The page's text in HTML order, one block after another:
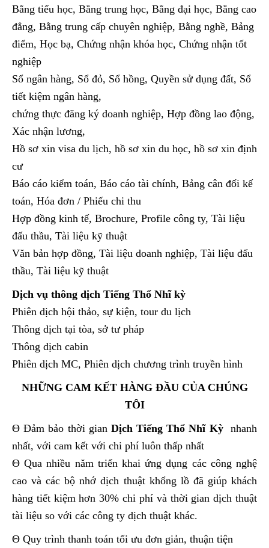
Bằng tiểu học, Bằng trung học, Bằng đại học, Bằng cao
đẳng, Bằng trung cấp chuyên nghiệp, Bằng nghề, Bảng
điểm, Học bạ, Chứng nhận khóa học, Chứng nhận tốt
nghiệp
Sổ ngân hàng, Sổ đỏ, Sổ hồng, Quyền sử dụng đất, Sổ
tiết kiệm ngân hàng,
chứng thực đăng ký doanh nghiệp, Hợp đồng lao động,
Xác nhận lương,
Hồ sơ xin visa du lịch, hồ sơ xin du học, hồ sơ xin định
cư
Báo cáo kiểm toán, Báo cáo tài chính, Bảng cân đối kế
toán, Hóa đơn / Phiếu chi thu
Hợp đồng kinh tế, Brochure, Profile công ty, Tài liệu
đấu thầu, Tài liệu kỹ thuật
Văn bản hợp đồng, Tài liệu doanh nghiệp, Tài liệu đấu
thầu, Tài liệu kỹ thuật
Dịch vụ thông dịch Tiếng Thổ Nhĩ kỳ
Phiên dịch hội thảo, sự kiện, tour du lịch
Thông dịch tại tòa, sở tư pháp
Thông dịch cabin
Phiên dịch MC, Phiên dịch chương trình truyền hình
NHỮNG CAM KẾT HÀNG ĐẦU CỦA CHÚNG
TÔI
Θ Đảm bảo thời gian Dịch Tiếng Thổ Nhĩ Kỳ nhanh
nhất, với cam kết với chi phí luôn thấp nhất
Θ Qua nhiều năm triển khai ứng dụng các công nghệ
cao và các bộ nhớ dịch thuật khổng lồ đã giúp khách
hàng tiết kiệm hơn 30% chi phí và thời gian dịch thuật
tài liệu so với các công ty dịch thuật khác.
Θ Quy trình thanh toán tối ưu đơn giản, thuận tiện